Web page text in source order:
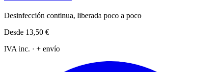
Desinfección continua, liberada poco a poco
Desde 13,50 €
IVA inc. · + envío